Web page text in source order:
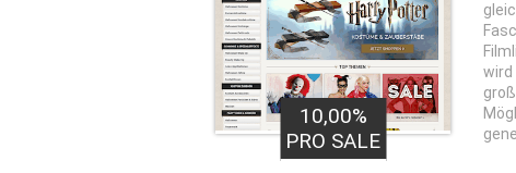
10,00%
PRO SALE
wird